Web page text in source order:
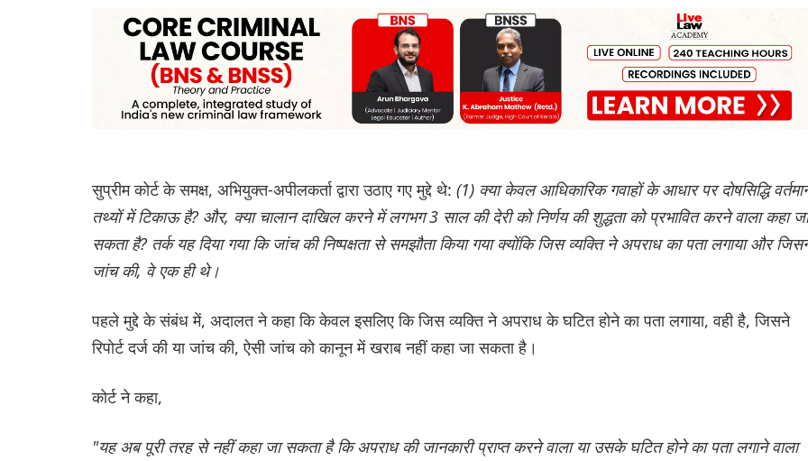
सुप्रीम कोर्ट के समक्ष, अभियुक्त-अपीलकर्ता द्वारा उठाए गए मुद्दे थे: (1) क्या केवल आधिकारिक गवाहों के आधार पर दोषसिद्धि
तथ्यों में टिकाऊ है? और, क्या चालान दाखिल करने में लगभग 3 साल की देरी को निर्णय की शुद्धता को प्रभावित करने वाला कहा जा
सकता है? तर्क यह दिया गया कि जांच की निष्पक्षता से समझौता किया गया क्योंकि जिस व्यक्ति ने अपराध का पता लगाया और
जांच की, वे एक ही थे।
पहले मुद्दे के संबंध में, अदालत ने कहा कि केवल इसलिए कि जिस व्यक्ति ने अपराध के घटित होने का पता लगाया, वही है, जिसने
रिपोर्ट दर्ज की या जांच की, ऐसी जांच को कानून में खराब नहीं कहा जा सकता है।
कोर्ट ने कहा,
"यह अब पूरी तरह से नहीं कहा जा सकता है कि अपराध की जानकारी प्राप्त करने वाला या उसके घटित होने का पता लगाने वाला